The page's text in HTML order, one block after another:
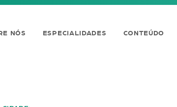
NÓS ESPECIALIDADES CONTEÚDO